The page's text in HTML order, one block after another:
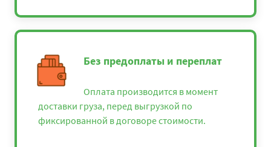
Без предоплаты и переплат
Оплата производится в момент
доставки груза, перед выгрузкой по
фиксированной в договоре стоимости.